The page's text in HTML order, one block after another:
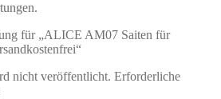
für „ALICE AM07 Saiten für
nicht veröffentlicht. Erforderliche